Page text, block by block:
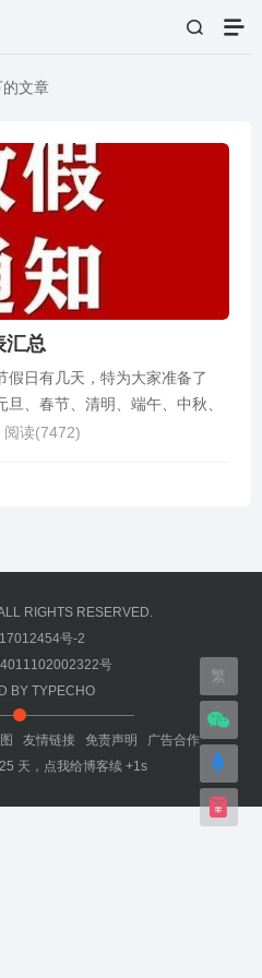
文章
汇总
假日有几天，特为大家准备了
、春节、清明、端午、中秋、
家可以一目了然知道...
阅读(7472)
RIGHTS RESERVED.
号-2
号
BY TYPECHO
友情链接 免责声明
广告合作
天， 点我给博客续 +1s
繁